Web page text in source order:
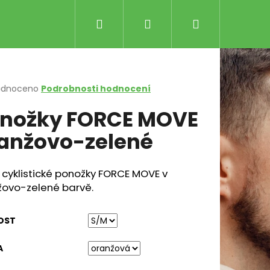
Přihlášení
košík
Podrobnosti hodnocení
FORCE MOVE
zelené
ponožky FORCE MOVE v
zelené barvě.
RŮŽOVO-ČERNÉ